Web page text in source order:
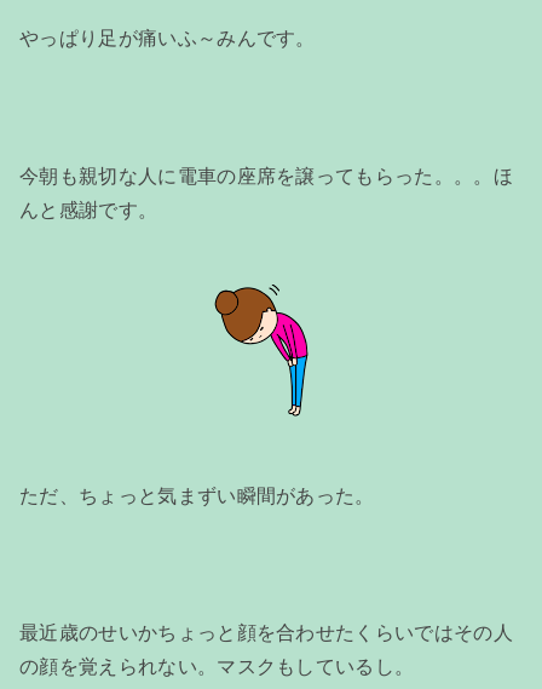
やっぱり足が痛いふ～みんです。
今朝も親切な人に電車の座席を譲ってもらった。。。ほ
んと感謝です。
ただ、ちょっと気まずい瞬間があった。
最近歳のせいかちょっと顔を合わせたくらいではその人
の顔を覚えられない。マスクもしているし。